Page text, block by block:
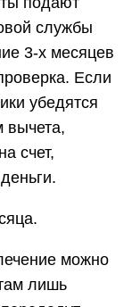
службы
3-х месяцев
Если
убедятся
вычета,
счет,
можно
лишь